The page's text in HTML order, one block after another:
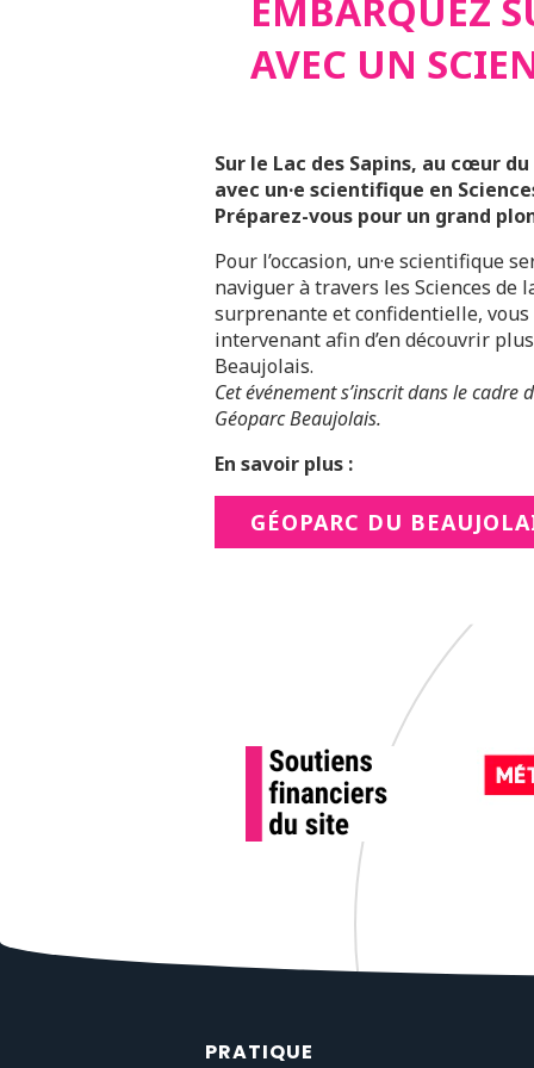
EMBARQUEZ
AVEC UN
Sur le Lac des Sapins, au cœur
avec un·e scientifique en
Préparez-vous pour un grand
Pour l’occasion, un·e scientifique
naviguer à travers les Sciences de
surprenante et confidentielle,
intervenant afin d’en découvrir
Beaujolais.
Cet événement s’inscrit dans le
Géoparc Beaujolais.
En savoir plus :
GÉOPARC DU
PRATIQUE